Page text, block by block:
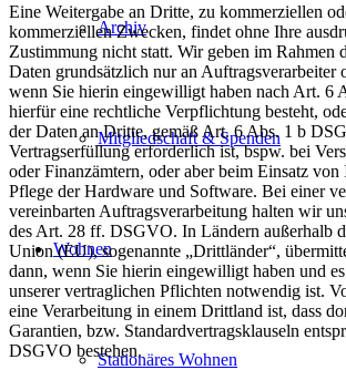
Archiv
Mitgliedschaft & Spenden
Wohnen
Stationäres Wohnen
Eine Weitergabe an Dritte, zu kommerziellen
kommerziellen Zwecken, findet ohne Ihre
Zustimmung nicht statt. Wir geben im Rahmen
Daten grundsätzlich nur an Auftragsverarbeiter
wenn Sie hierin eingewilligt haben nach Art. 6
hierfür eine rechtliche Verpflichtung besteht,
der Daten an Dritte, gemäß Art. 6 Abs. 1 b
Vertragserfüllung erforderlich ist, bspw. bei
oder Finanzämtern, oder aber beim Einsatz
Pflege der Hardware und Software. Bei einer
vereinbarten Auftragsverarbeitung halten wir
des Art. 28 ff. DSGVO. In Ländern außerhalb
Union (EU), sogenannte „Drittländer“,
dann, wenn Sie hierin eingewilligt haben und
unserer vertraglichen Pflichten notwendig ist.
eine Verarbeitung in einem Drittland ist, dass
Garantien, bzw. Standardvertragsklauseln
DSGVO bestehen.